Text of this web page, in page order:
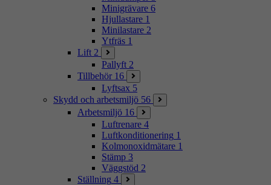
Minigrävare 6
Hjullastare 1
Minilastare 2
Ytfräs 1
Lift 2
Pallyft 2
Tillbehör 16
Lyftsax 5
Skydd och arbetsmiljö 56
Arbetsmiljö 16
Luftrenare 4
Luftkonditionering 1
Kolmonoxidmätare 1
Stämp 3
Väggstöd 2
Ställning 4